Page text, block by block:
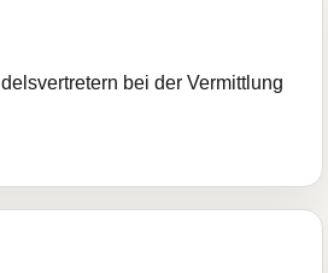
bei der Vermittlung